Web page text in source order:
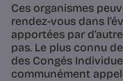
Ces organismes
rendez-vous dans
apportées par
pas. Le plus connu
des Congés
communément